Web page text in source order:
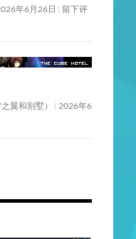
年6月26日
留下评
翼和别墅）
2026年6